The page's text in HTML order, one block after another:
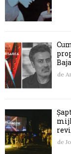
de
de